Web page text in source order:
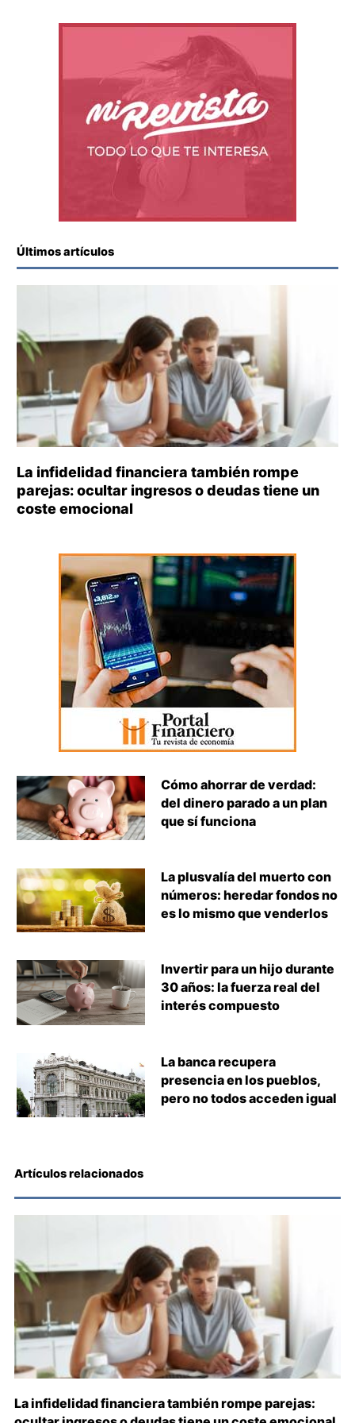
Últimos artículos
La infidelidad financiera también rompe
parejas: ocultar ingresos o deudas tiene un
coste emocional
Cómo ahorrar de verdad:
del dinero parado a un plan
que sí funciona
La plusvalía del muerto con
números: heredar fondos no
es lo mismo que venderlos
Invertir para un hijo durante
30 años: la fuerza real del
interés compuesto
La banca recupera
presencia en los pueblos,
pero no todos acceden igual
Artículos relacionados
La infidelidad financiera también rompe parejas: